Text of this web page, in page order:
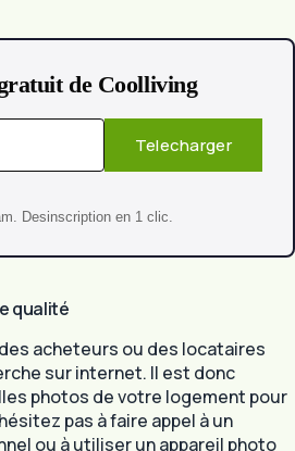
de Coolliving
Telecharger
Desinscription en 1 clic.
qualité
acheteurs ou des locataires
sur internet. Il est donc
photos de votre logement pour
pas à faire appel à un
ou à utiliser un appareil photo